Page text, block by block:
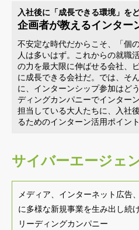
入社後に「成長できる環境」を
企画者が教えるインター
不安定な時代だからこそ、「個
人は多いはず。これからの就職
の力を最大限に伸ばせる会社、
に成長できる会社だ。では、そ
に、インターンシップ参加は
ディングカンパニーでインター
担当している大人たちに、入社
るためのインターン活用ポイン
サイバーエージェ
メディア、インターネット広告
に多様な新規事業を生み出し続
リーディングカンパニー